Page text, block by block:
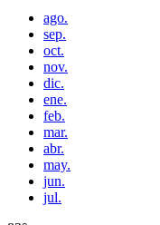
ago.
sep.
oct.
nov.
dic.
ene.
feb.
mar.
abr.
may.
jun.
jul.